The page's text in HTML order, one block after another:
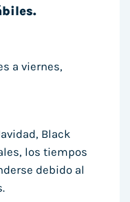
a viernes,
Black
los tiempos
debido al